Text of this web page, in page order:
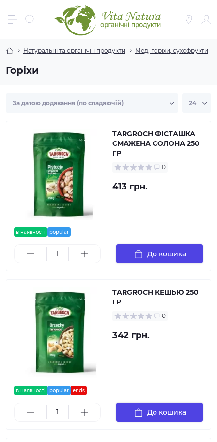
Натуральні та органічні продукти Мед, горіхи, сухофрукти
Горіхи
в наявності popular
TARGROCH ФІСТАШКА
СМАЖЕНА СОЛОНА 250
ГР
0
413 грн.
До кошика
в наявності popular ends
TARGROCH КЕШЬЮ 250
ГР
0
342 грн.
До кошика